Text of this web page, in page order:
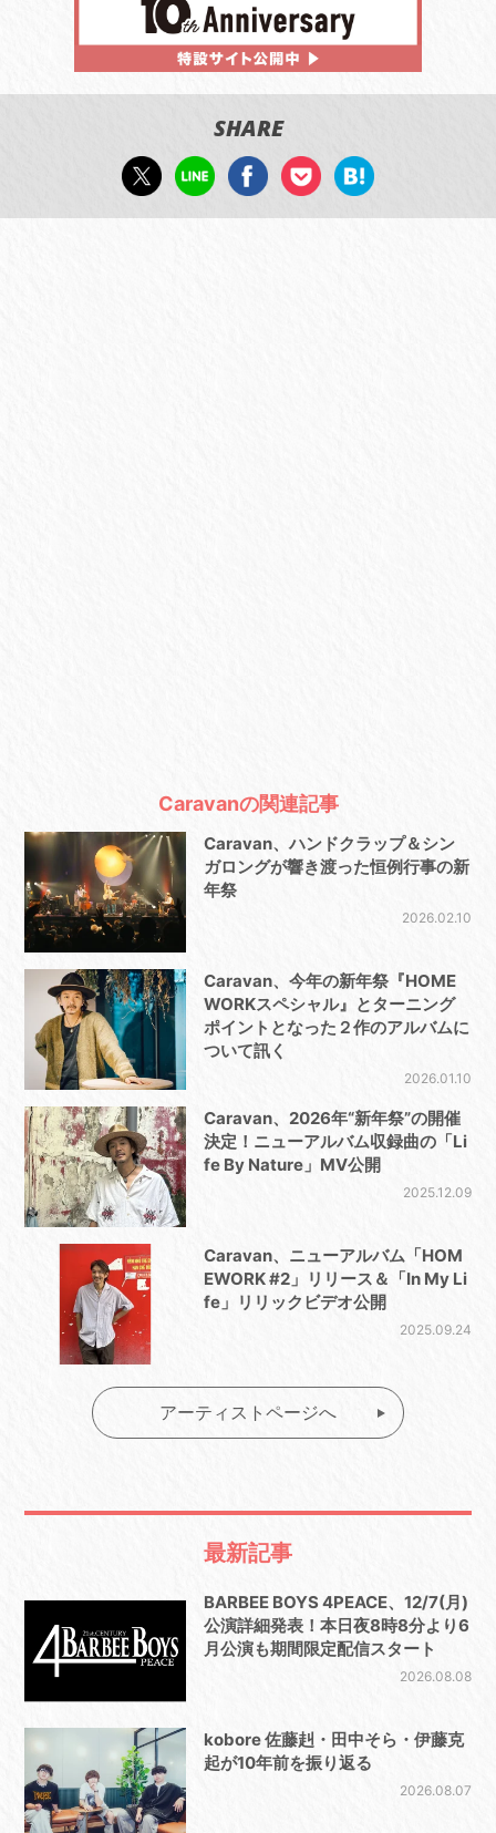
SHARE
Caravanの関連記事
Caravan、ハンドクラップ＆シン
ガロングが響き渡った恒例行事の新
年祭
2026.02.10
Caravan、今年の新年祭『HOME
WORKスペシャル』とターニング
ポイントとなった２作のアルバムに
ついて訊く
2026.01.10
Caravan、2026年“新年祭”の開催
決定！ニューアルバム収録曲の「Li
fe By Nature」MV公開
2025.12.09
Caravan、ニューアルバム「HOM
EWORK #2」リリース＆「In My Li
fe」リリックビデオ公開
2025.09.24
アーティストページへ
最新記事
BARBEE BOYS 4PEACE、12/7(月)
公演詳細発表！本日夜8時8分より6
月公演も期間限定配信スタート
2026.08.08
kobore 佐藤赳・田中そら・伊藤克
起が10年前を振り返る
2026.08.07